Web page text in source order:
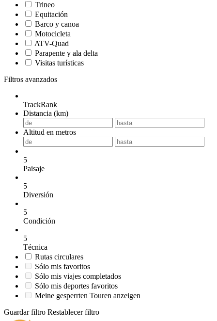
Trineo
Equitación
Barco y canoa
Motocicleta
ATV-Quad
Parapente y ala delta
Visitas turísticas
Filtros avanzados
TrackRank
Distancia (km)
Altitud en metros
5
Paisaje
5
Diversión
5
Condición
5
Técnica
Rutas circulares
Sólo mis favoritos
Sólo mis viajes completados
Sólo mis deportes favoritos
Meine gesperrten Touren anzeigen
Guardar filtro Restablecer filtro